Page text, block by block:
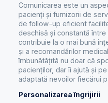
Comunicarea este un
pacienți și furnizorii de
de follow-up eficient
deschisă și constantă
contribuie la o mai bună
și a recomandărilor
îmbunătățită nu doar că
pacienților, dar îi ajută și
adaptată nevoilor fiecărui
Personalizarea îngrijirii